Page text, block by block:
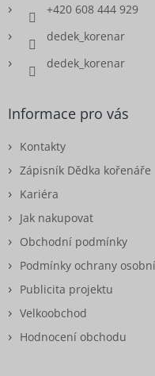
+420 608 444 929
dedek_korenar
dedek_korenar
Informace pro vás
Kontakty
Zápisník Dědka kořenáře
Kariéra
Jak nakupovat
Obchodní podmínky
Podmínky ochrany
Publicita projektu
Velkoobchod
Hodnocení obchodu